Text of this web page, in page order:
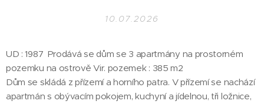
10.07.2026
UD : 1987 Prodává se dům se 3 apartmány na prostorném
pozemku na ostrově Vir. pozemek : 385 m2
Dům se skládá z přízemí a horního patra. V přízemí se nachází
apartmán s obývacím pokojem, kuchyní a jídelnou, tři ložnice,